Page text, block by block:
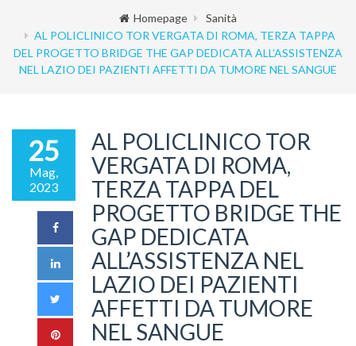
Homepage
Sanità
AL POLICLINICO TOR VERGATA DI ROMA, TERZA TAPPA
DEL PROGETTO BRIDGE THE GAP DEDICATA ALL’ASSISTENZA
NEL LAZIO DEI PAZIENTI AFFETTI DA TUMORE NEL SANGUE
25
Mag,
2023
AL POLICLINICO TOR
VERGATA DI ROMA,
TERZA TAPPA DEL
PROGETTO BRIDGE THE
GAP DEDICATA
ALL’ASSISTENZA NEL
LAZIO DEI PAZIENTI
AFFETTI DA TUMORE
NEL SANGUE